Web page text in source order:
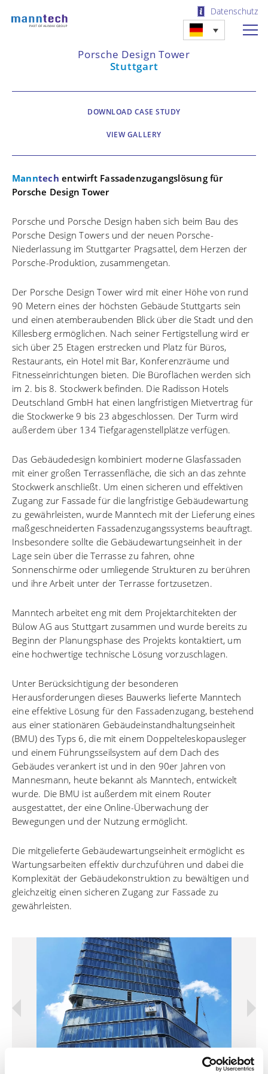
Datenschutz
Porsche Design Tower
Stuttgart
DOWNLOAD CASE STUDY
VIEW GALLERY
Manntech entwirft Fassadenzugangslösung für
Porsche Design Tower
Porsche und Porsche Design haben sich beim Bau des
Porsche Design Towers und der neuen Porsche-
Niederlassung im Stuttgarter Pragsattel, dem Herzen der
Porsche-Produktion, zusammengetan.
Der Porsche Design Tower wird mit einer Höhe von rund
90 Metern eines der höchsten Gebäude Stuttgarts sein
und einen atemberaubenden Blick über die Stadt und den
Killesberg ermöglichen. Nach seiner Fertigstellung wird er
sich über 25 Etagen erstrecken und Platz für Büros,
Restaurants, ein Hotel mit Bar, Konferenzräume und
Fitnesseinrichtungen bieten. Die Büroflächen werden sich
im 2. bis 8. Stockwerk befinden. Die Radisson Hotels
Deutschland GmbH hat einen langfristigen Mietvertrag für
die Stockwerke 9 bis 23 abgeschlossen. Der Turm wird
außerdem über 134 Tiefgaragenstellplätze verfügen.
Das Gebäudedesign kombiniert moderne Glasfassaden
mit einer großen Terrassenfläche, die sich an das zehnte
Stockwerk anschließt. Um einen sicheren und effektiven
Zugang zur Fassade für die langfristige Gebäudewartung
zu gewährleisten, wurde Manntech mit der Lieferung eines
maßgeschneiderten Fassadenzugangssystems beauftragt.
Insbesondere sollte die Gebäudewartungseinheit in der
Lage sein über die Terrasse zu fahren, ohne
Sonnenschirme oder umliegende Strukturen zu berühren
und ihre Arbeit unter der Terrasse fortzusetzen.
Manntech arbeitet eng mit dem Projektarchitekten der
Bülow AG aus Stuttgart zusammen und wurde bereits zu
Beginn der Planungsphase des Projekts kontaktiert, um
eine hochwertige technische Lösung vorzuschlagen.
Unter Berücksichtigung der besonderen
Herausforderungen dieses Bauwerks lieferte Manntech
eine effektive Lösung für den Fassadenzugang, bestehend
aus einer stationären Gebäudeinstandhaltungseinheit
(BMU) des Typs 6, die mit einem Doppelteleskopausleger
und einem Führungsseilsystem auf dem Dach des
Gebäudes verankert ist und in den 90er Jahren von
Mannesmann, heute bekannt als Manntech, entwickelt
wurde. Die BMU ist außerdem mit einem Router
ausgestattet, der eine Online-Überwachung der
Bewegungen und der Nutzung ermöglicht.
Die mitgelieferte Gebäudewartungseinheit ermöglicht es
Wartungsarbeiten effektiv durchzuführen und dabei die
Komplexität der Gebäudekonstruktion zu bewältigen und
gleichzeitig einen sicheren Zugang zur Fassade zu
gewährleisten.
Previous